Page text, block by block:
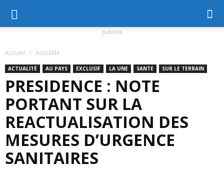
publicité
Accueil Actualité
ACTUALITÉ AU PAYS EXCLUSIF LA UNE SANTE SUR LE TERRAIN
PRESIDENCE : NOTE
PORTANT SUR LA
REACTUALISATION DES
MESURES D’URGENCE
SANITAIRES